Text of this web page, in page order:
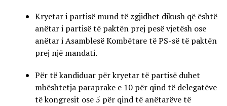
Kryetar i partisë mund të zgjidhet dikush që është
anëtar i partisë të paktën prej pesë vjetësh ose
anëtar i Asamblesë Kombëtare të PS-së të paktën
prej një mandati.
Për të kandiduar për kryetar të partisë duhet
mbështetja paraprake e 10 për qind të delegatëve
të kongresit ose 5 për qind të anëtarëve të